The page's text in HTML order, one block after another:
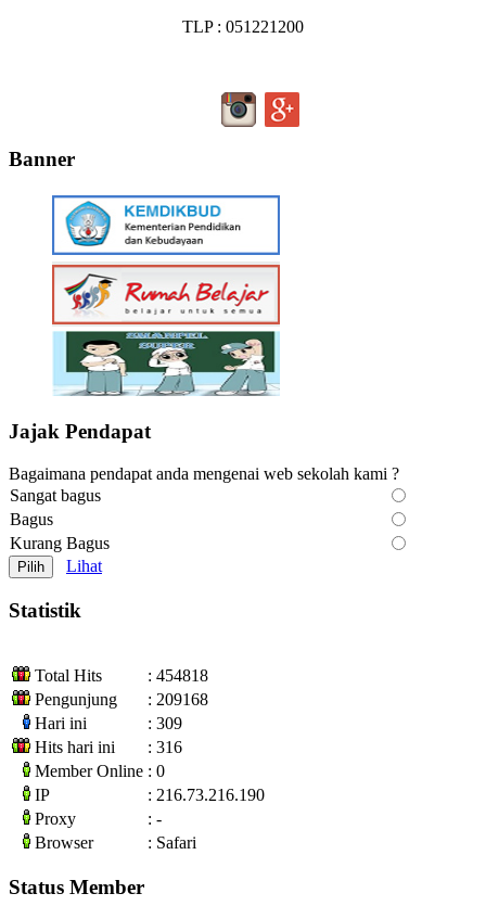
TLP : 051221200
Banner
Jajak Pendapat
Bagaimana pendapat anda mengenai web sekolah kami ?
Sangat bagus
Bagus
Kurang Bagus
Lihat
Statistik
Total Hits
: 454818
Pengunjung
: 209168
Hari ini
: 309
Hits hari ini
: 316
Member Online : 0
IP
: 216.73.216.190
Proxy
: -
Browser
: Safari
Status Member